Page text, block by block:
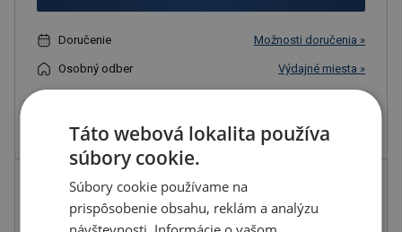
Doručenie Možnosti doručenia »
Osobný odber Výdajné miesta »
Možnosti potlače
Táto webová lokalita používa
súbory cookie.
Súbory cookie používame na
prispôsobenie obsahu, reklám a analýzu